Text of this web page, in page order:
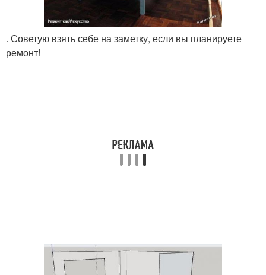
. Советую взять себе на заметку, если вы планируете
ремонт!